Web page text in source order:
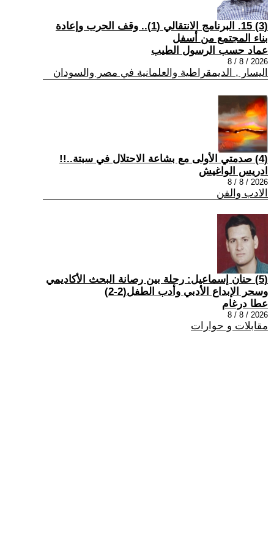
(3) 15. البرنامج الانتقالي (1).. وقف الحرب وإعادة
بناء المجتمع من أسفل
عماد حسب الرسول الطيب
2026 / 8 / 8
اليسار , الديمقراطية والعلمانية في مصر والسودان
(4) صدمتي الأولى مع بشاعة الاحتلال في سبتة..!!
ادريس الواغيش
2026 / 8 / 8
الادب والفن
(5) حنان إسماعيل: رحلة بين رصانة البحث الأكاديمي
وسحر الإبداع الأدبي وأدب الطفل(2-2)
عطا درغام
2026 / 8 / 8
مقابلات و حوارات